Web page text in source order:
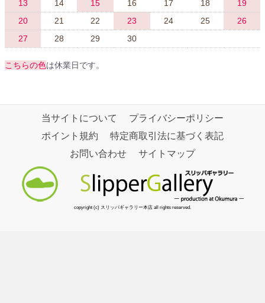
13
14 15 16 17 18
19
20
21 22 23 24 25
26
27
28 29 30
こちらの色は休業日です。
当サイトについて
プライバシーポリシー
ポイント規約
特定商取引法に基づく表記
お問い合わせ
サイトマップ
copyright (c) スリッパギャラリー本店 all rights reserved.